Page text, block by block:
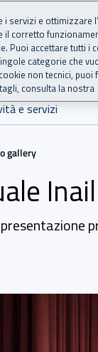
e servizi
gallery
e ottimizzare
corretto
accettare tutti i
categorie che
non tecnici, puoi
consulta la nostra